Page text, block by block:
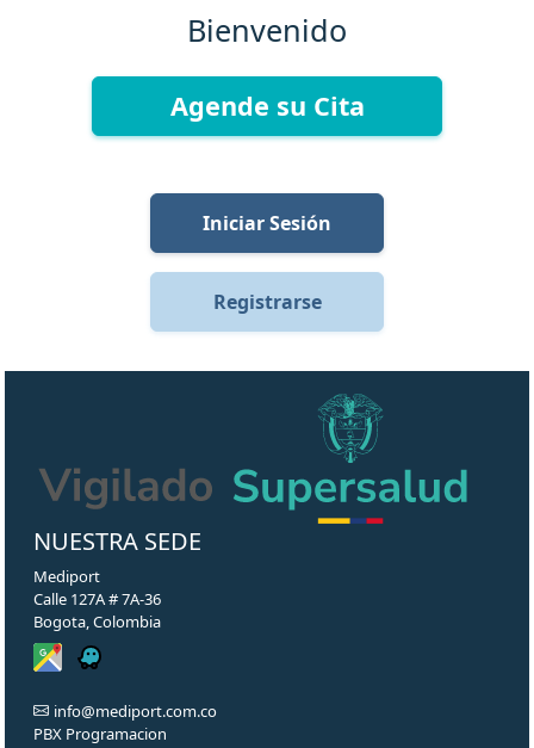
Bienvenido
Agende su Cita
Iniciar Sesión
Registrarse
NUESTRA SEDE
Mediport
Calle 127A # 7A-36
Bogota, Colombia
info@mediport.com.co
PBX Programacion